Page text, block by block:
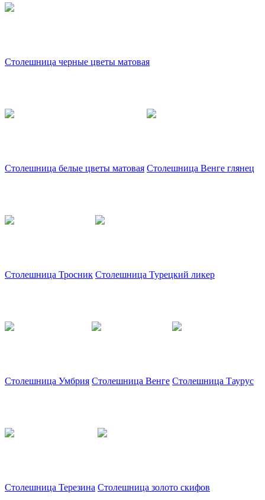
Столешница черные цветы матовая
Столешница белые цветы матовая Столешница Венге глянец
Столешница Тросник Столешница Турецкий ликер
Столешница Умбрия Столешница Венге Столешница Таурус
Столешница Терезина Столешница золото скифов